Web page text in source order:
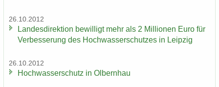
26.10.2012
Lan­des­di­rek­ti­on be­wil­ligt mehr als 2 Mil­lio­nen Euro für
Ver­bes­se­rung des Hoch­was­ser­schut­zes in Leip­zig
26.10.2012
Hoch­was­ser­schutz in Ol­bern­hau